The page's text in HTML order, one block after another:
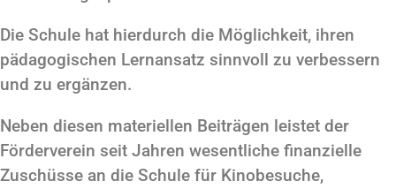
Die Schule hat hierdurch die Möglichkeit, ihren
pädagogischen Lernansatz sinnvoll zu verbessern
und zu ergänzen.
Neben diesen materiellen Beiträgen leistet der
Förderverein seit Jahren wesentliche finanzielle
Zuschüsse an die Schule für Kinobesuche,